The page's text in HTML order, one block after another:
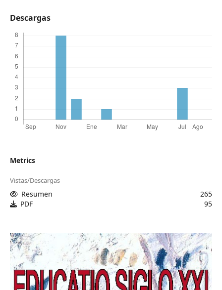
Descargas
Metrics
Vistas/Descargas
Resumen
265
PDF
95